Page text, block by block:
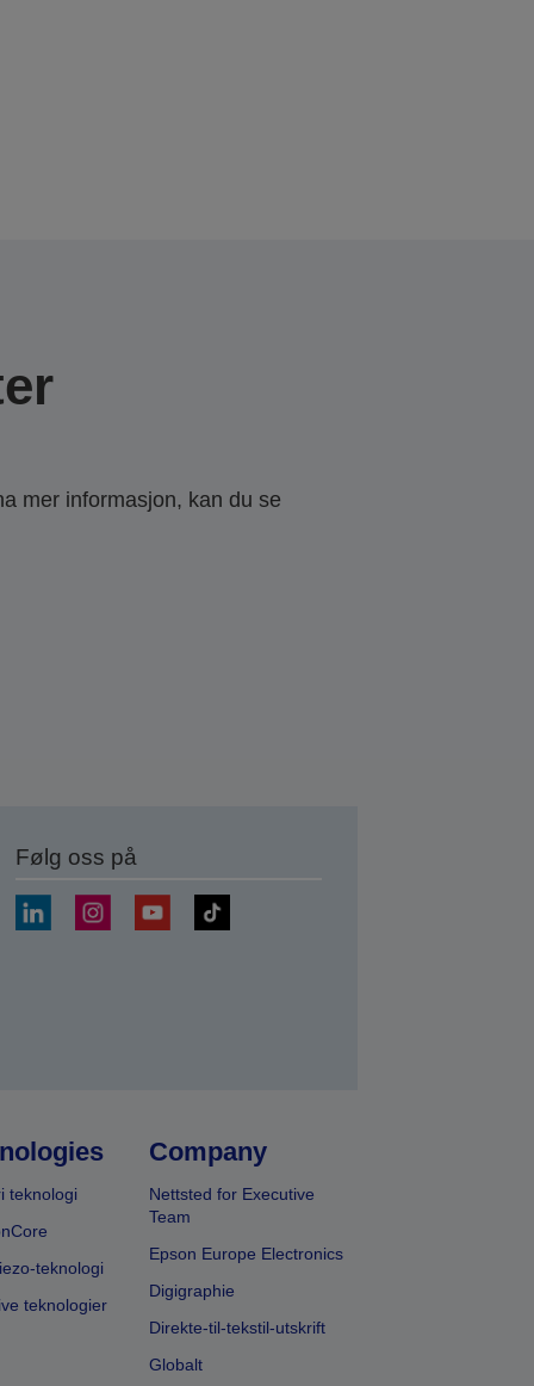
mer informasjon, kan du se
Følg oss på
teknologi
teknologi
teknologier
Company
Nettsted for Executive
Team
Epson Europe Electronics
Digigraphie
Direkte-til-tekstil-utskrift
Globalt